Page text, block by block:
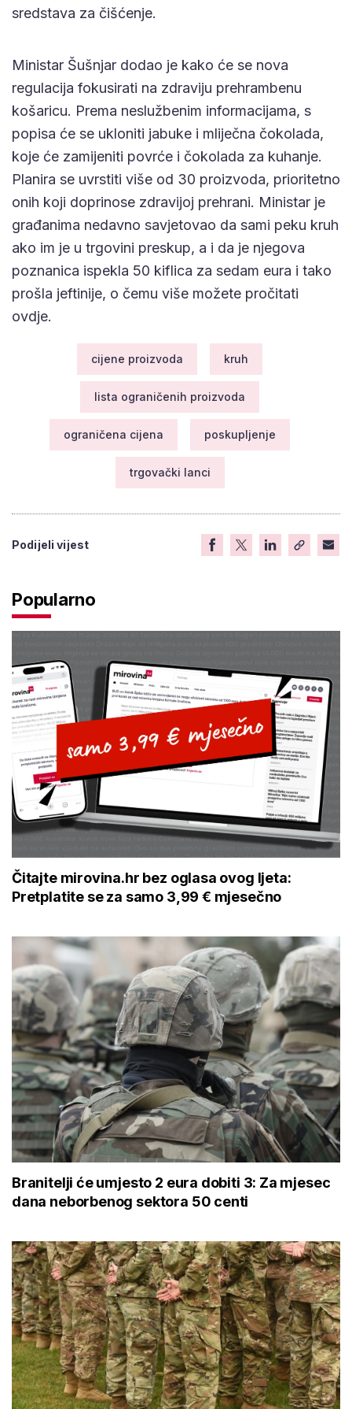
sredstava za čišćenje.
Ministar Šušnjar dodao je kako će se nova
regulacija fokusirati na zdraviju prehrambenu
košaricu. Prema neslužbenim informacijama, s
popisa će se ukloniti jabuke i mliječna čokolada,
koje će zamijeniti povrće i čokolada za kuhanje.
Planira se uvrstiti više od 30 proizvoda, prioritetno
onih koji doprinose zdravijoj prehrani. Ministar je
građanima nedavno savjetovao da sami peku kruh
ako im je u trgovini preskup, a i da je njegova
poznanica ispekla 50 kiflica za sedam eura i tako
prošla jeftinije, o čemu više možete pročitati
ovdje.
cijene proizvoda kruh
lista ograničenih proizvoda
ograničena cijena poskupljenje
trgovački lanci
Podijeli vijest
Popularno
Čitajte mirovina.hr bez oglasa ovog ljeta:
Pretplatite se za samo 3,99 € mjesečno
Branitelji će umjesto 2 eura dobiti 3: Za mjesec
dana neborbenog sektora 50 centi